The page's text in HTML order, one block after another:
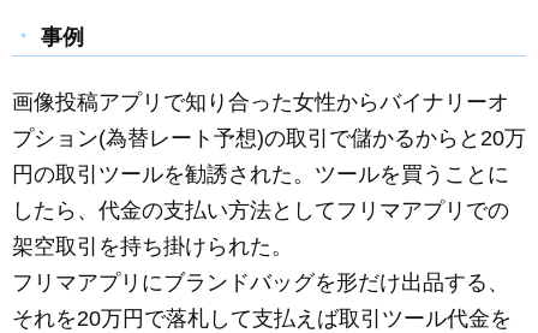
c
e
b
o
o
k
n
g
er
事例
画像投稿アプリで知り合った女性からバイナリーオ
プション(為替レート予想)の取引で儲かるからと20万
円の取引ツールを勧誘された。ツールを買うことに
したら、代金の支払い方法としてフリマアプリでの
架空取引を持ち掛けられた。
フリマアプリにブランドバッグを形だけ出品する、
それを20万円で落札して支払えば取引ツール代金を